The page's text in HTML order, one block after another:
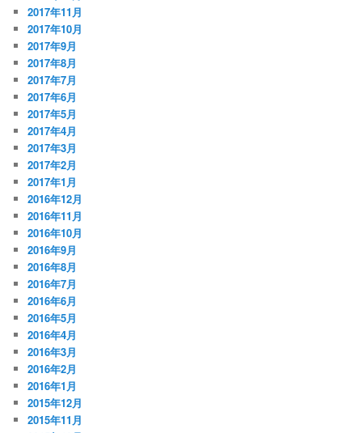
2017年11月
2017年10月
2017年9月
2017年8月
2017年7月
2017年6月
2017年5月
2017年4月
2017年3月
2017年2月
2017年1月
2016年12月
2016年11月
2016年10月
2016年9月
2016年8月
2016年7月
2016年6月
2016年5月
2016年4月
2016年3月
2016年2月
2016年1月
2015年12月
2015年11月